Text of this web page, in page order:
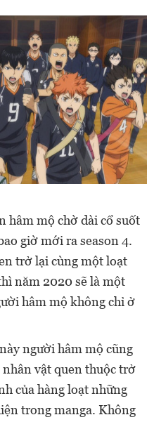
hâm mộ chờ dài cổ suốt
giờ mới ra season 4.
trở lại cùng một loạt
năm 2020 sẽ là một
hâm mộ không chỉ ở
người hâm mộ cũng
vật quen thuộc trở
của hàng loạt những
trong manga. Không